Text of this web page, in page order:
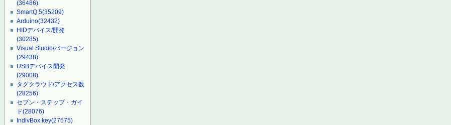
(36486)
SmartQ 5(35209)
Arduino(32432)
HIDデバイス/開発
(30285)
Visual Studio/バージョン
(29438)
USBデバイス開発
(29008)
タグクラウド/アクセス数
(28256)
セブン・ステップ・ガイ
ド(28076)
IndivBox.key(27575)